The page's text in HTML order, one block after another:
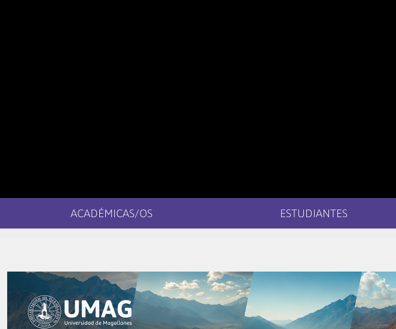
ACADÉMICAS/OS ESTUDIANTES